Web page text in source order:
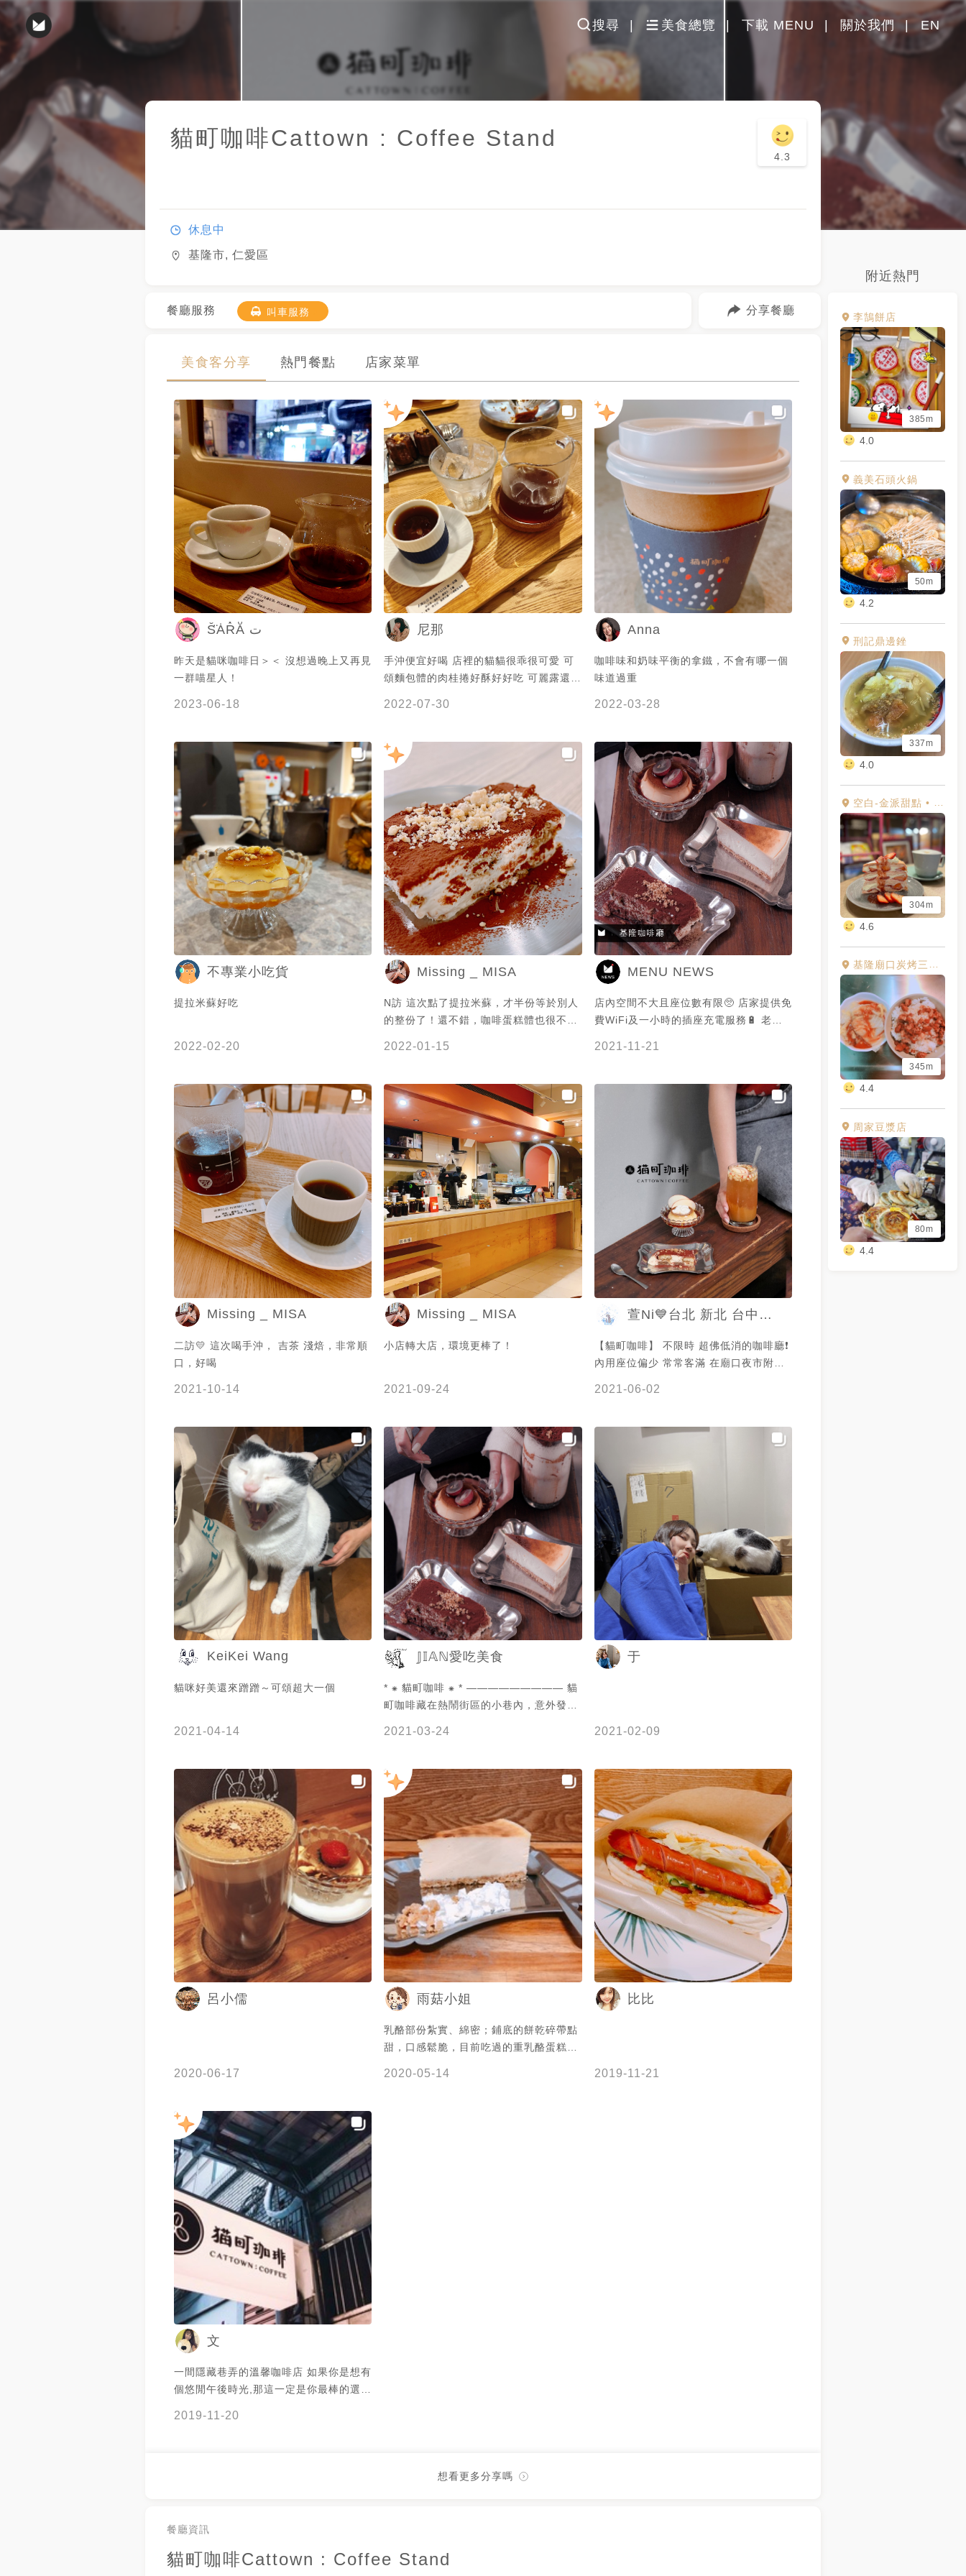
搜尋 美食總覽 下載 MENU 關於我們 EN
附近熱門
李鵠餅店
385m
4.0
義美石頭火鍋
50m
4.2
刑記鼎邊銼
337m
4.0
空白-金派甜點 • 24N4X服飾
304m
4.6
基隆廟口炭烤三明治
345m
4.4
周家豆漿店
80m
4.4
貓町咖啡Cattown : Coffee Stand
4.3
休息中
基隆市, 仁愛區
餐廳服務 叫車服務 分享餐廳
美食客分享 熱門餐點 店家菜單
S̆̈ȦR̽Aͦ ​ت
昨天是貓咪咖啡日＞＜ 沒想過晚上又再見
一群喵星人！
2023-06-18
尼那
手沖便宜好喝 店裡的貓貓很乖很可愛 可
頌麵包體的肉桂捲好酥好好吃 可麗露還行
2022-07-30
Anna
咖啡味和奶味平衡的拿鐵，不會有哪一個
味道過重
2022-03-28
不專業小吃貨
提拉米蘇好吃
2022-02-20
Missing _ MISA
N訪 這次點了提拉米蘇，才半份等於別人
的整份了！還不錯，咖啡蛋糕體也很不錯
2022-01-15
MENU NEWS
店內空間不大且座位數有限🥺 店家提供免
費WiFi及一小時的插座充電服務🔋 老闆
@𝕁𝕀𝔸ℕ愛吃美食 提供美照🧡
2021-11-21
Missing _ MISA
二訪💛 這次喝手沖， 吉茶 淺焙，非常順
口，好喝
2021-10-14
Missing _ MISA
小店轉大店，環境更棒了！
2021-09-24
萱Ni💙台北 新北 台中美食
【貓町咖啡】 不限時 超佛低消的咖啡廳❗️
內用座位偏少 常常客滿 在廟口夜市附近
夠可愛🐈 🌟 🌟 🌟 🌟 🌟 🌟 🌟 🌟 🌟 🌟
焦糖稍微甜了些 吃起來一般般這樣😂 -
🔷️#提拉米蘇(半份)💲70 有賣一份或半份
我們那天拿到的份量有點小😢 馬斯卡彭
比例高 奶味算重 口感非常濕潤 有淡淡酒
香🥃 是好吃的提拉米蘇💕 - 🔷️桃蜜香蘋
茶(M)💲60
………………………………………………………………
📍: 基隆市仁愛區愛二路54巷12號 📞:
(02)2427-2300 ⏱:週一~週五
8:00~19:00 週六10:00~19:00 💰:低消
50元/人 🛎:無服務費 ⏳:無限時 #基隆美
食 #基隆甜點 #基隆咖啡廳 #不限時咖啡
廳 #貓町咖啡 #keelung #keelungfood
2021-06-02
KeiKei Wang
貓咪好美還來蹭蹭～可頌超大一個
2021-04-14
𝕁𝕀𝔸ℕ愛吃美食
* ⁕ 貓町咖啡 ⁕ * —————————​ 貓
町咖啡藏在熱鬧街區的小巷內，意外發現
貓咪咖啡排第一，金派門口的貓也超口
愛，整間咖啡廳小小的，雖然這次都沒有
點到招牌好可惜，這次吃的甜點比較無感
一些 ⠀⠀⠀⠀⠀⠀⠀⠀⠀⠀⠀​ 𖤣𖥧𖥣提拉米蘇歐蕾
$75 𖤣𖥧𖥣法國純黑可可 $80 𖤣𖥧𖥣熟成濃厚
起司蛋糕 $120 𖤣𖥧𖥣提拉米蘇(半份) $70
𖤣𖥧𖥣焦糖布丁 $80 ⠀⠀⠀⠀⠀⠀⠀⠀⠀⠀⠀​ 貓町
的飲料好好喝！單純濃郁的可可香，有些
苦但是很順口，提拉米蘇歐蕾我覺得有點
甜，我通常不加糖，對一般人來說應該還
好 ⠀⠀⠀⠀⠀⠀⠀⠀⠀⠀⠀ 起司蛋糕有清爽的
檸檬香氣，餅乾底扎實偏向濕潤，焦糖布
丁有些Q彈，焦糖有些甜，提拉米蘇份量
很大，價格便宜，奶香味十足，不過會有
味很重XD ⠀⠀⠀⠀⠀⠀⠀⠀⠀⠀⠀
——————————————— ⚐ 基
隆市仁愛區愛二路54巷12號 ☏ 02-
2021-03-24
于
2021-02-09
呂小儒
2020-06-17
雨菇小姐
乳酪部份紮實、綿密；鋪底的餅乾碎帶點
甜，口感鬆脆，目前吃過的重乳酪蛋糕是
2020-05-14
比比
2019-11-21
文
一間隱藏巷弄的溫馨咖啡店 如果你是想有
個悠閒午後時光,那這一定是你最棒的選
2019-11-20
想看更多分享嗎
餐廳資訊
貓町咖啡Cattown : Coffee Stand